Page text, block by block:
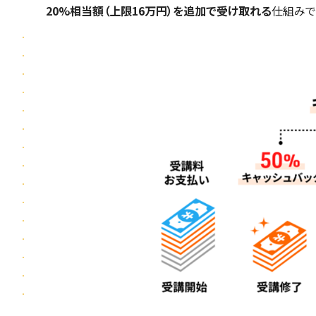
20%相当額（上限16万円）を追加で受け取れる仕組みで